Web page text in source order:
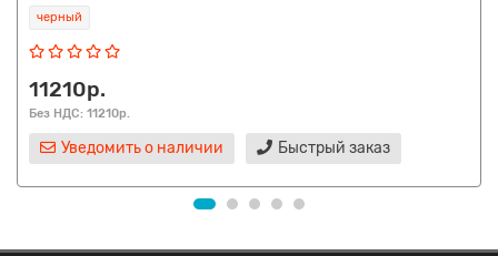
черный
11210р.
Без НДС: 11210р.
Уведомить о наличии Быстрый заказ